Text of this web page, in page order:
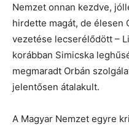
Nemzet onnan kezdve,
hirdette magát, de élesen
vezetése lecserélődött –
korábban Simicska
megmaradt Orbán
jelentősen átalakult.
A Magyar Nemzet egyre